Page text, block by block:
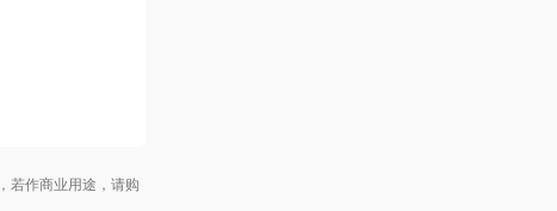
若作商业用途，请购